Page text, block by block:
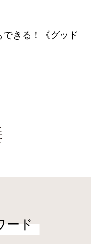
きる！《グッド
ード